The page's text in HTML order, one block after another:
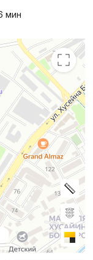
мин